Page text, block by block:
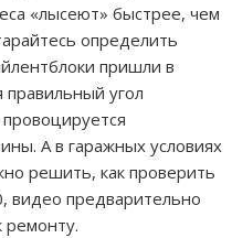
«лысеют» быстрее, чем
определить
пришли в
угол
А в гаражных условиях
решить, как проверить
видео предварительно
ремонту.